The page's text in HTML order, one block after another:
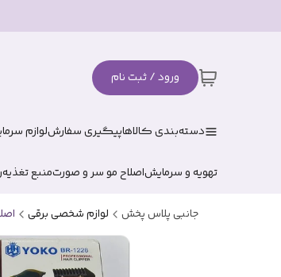
ورود / ثبت نام
دسته‌بندی کالاهاپیگیری سفارشلوازم
تهویه و سرمایشاصلاح مو سر و صورتمنبع تغذیه
جانبی پلاس پخش لوازم شخصی برقی